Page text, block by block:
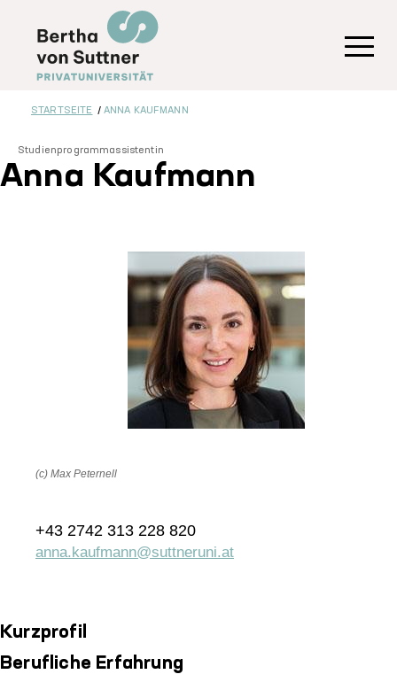
Inhalt
STARTSEITE ANNA KAUFMANN
Studienprogrammassistentin
Anna Kaufmann
(c) Max Peternell
+43 2742 313 228 820
anna.kaufmann@suttneruni.at
Kurzprofil
Berufliche Erfahrung